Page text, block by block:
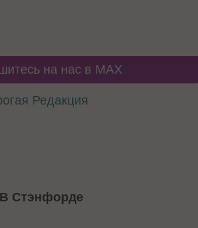
на нас в MAX
Редакция
В Стэнфорде